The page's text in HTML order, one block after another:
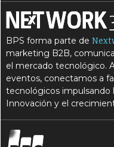
BPS forma parte de
marketing B2B,
el mercado tecnológico.
eventos, conectamos a
tecnológicos impulsando
Innovación y el